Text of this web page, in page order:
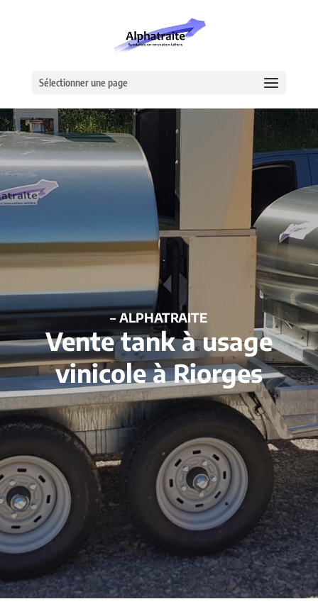
Sélectionner une page
– ALPHATRAITE
Vente tank à usage
vinicole à Riorges